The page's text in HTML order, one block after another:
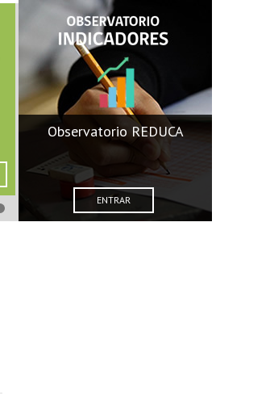
Observatorio REDUCA
ENTRAR